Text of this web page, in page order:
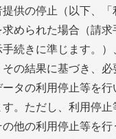
供の停止（以下、「
められた場合（請求
続きに準じます。
の結果に基づき、
タの利用停止等を
。ただし、利用停止
他の利用停止等を